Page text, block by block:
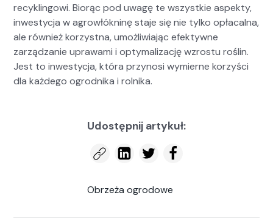
recyk­lin­gowi. Biorąc pod uwagę te wszys­tkie aspek­ty,
inwest­y­c­ja w agrowłókn­inę sta­je się nie tylko opła­cal­na,
ale również korzyst­na, umożli­wia­jąc efek­ty­wne
zarządzanie uprawa­mi i opty­mal­iza­cję wzros­tu roślin.
Jest to inwest­y­c­ja, która przynosi wymierne korzyś­ci
dla każdego ogrod­ni­ka i rol­ni­ka.
Udostępnij artykuł:
Obrzeża ogrodowe